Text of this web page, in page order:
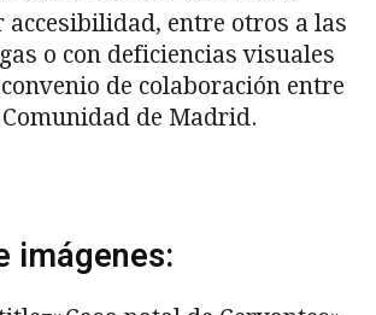
entre otros a las
o con deficiencias visuales
de colaboración entre
Comunidad de Madrid.
imágenes: